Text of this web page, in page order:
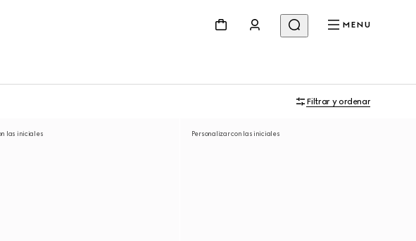
MENU
Filtrar y ordenar
las iniciales Personalizar con las iniciales